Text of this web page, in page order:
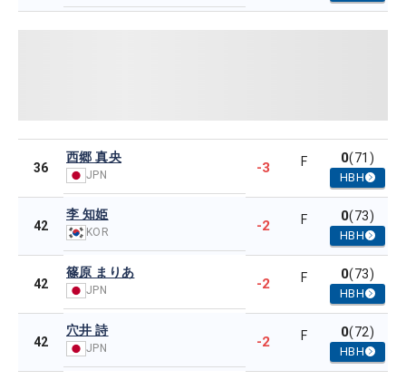
36
西郷 真央
JPN -3 F 0(71)
HBH
42
李 知姫
KOR -2 F 0(73)
HBH
42
篠原 まりあ
JPN -2 F 0(73)
HBH
42
穴井 詩
JPN -2 F 0(72)
HBH